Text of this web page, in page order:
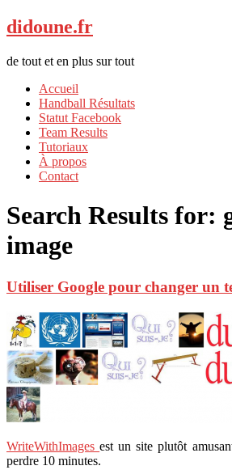
didoune.fr
de tout et en plus sur tout
Accueil
Handball Résultats
Statut Facebook
Team Results
Tutoriaux
À propos
Contact
Search Results for:
image
Utiliser Google pour changer un
WriteWithImagesest un site plutôt
perdre 10 minutes.